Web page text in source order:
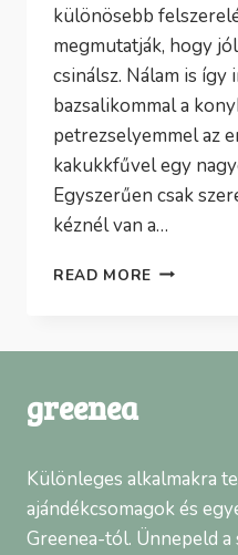
különösebb
megmutatják, hogy
csinálsz. Nálam is
bazsalikommal a
petrezselyemmel az
kakukkfűvel egy
Egyszerűen csak
kéznél van a…
READ MORE
greenea
Különleges alkalmakra
ajándékcsomagok és
Greenea-tól. Ünnepeld